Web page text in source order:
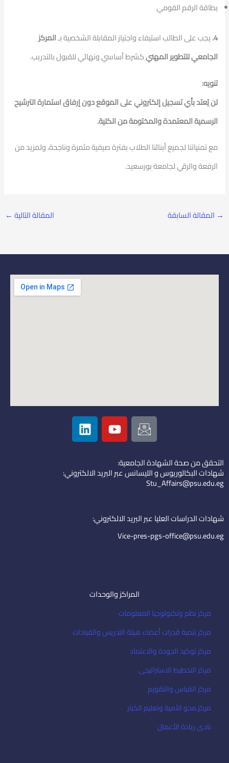
بطاقة الرقم القومي
4. يجب على الطالب استيفاء واجتياز المقابلة الشخصية بـالمركز
الجامعي للتطوير المهنيكشرط أساسي ونهائي للقبول بالتدريب.
تنويه:
لن يُعتد بأي تسجيل إلكتروني على الموقع دون إرفاق استمارة الترشيح
الرسمية المعتمدة والمختومة من الكلية.
مع تمنياتنا لجميع أبنائنا الطلاب بفترة صيفية مثمرة وناجحة، ولمزيد من
الرفعة والرقي لجامعة بورسعيد.
→ المقالة السابقة المقالة التالية ←
I
c
o
n
-
e
i
l
Y
o
u
u
b
L
i
n
e
d
التحقق من صحة الشهادة الجامعية:
شهادات البكالوريوس و الليسانس عبر البريد الالكتروني:
Stu_Affairs@psu.edu.eg
شهادات الدراسات العليا عبر البريد الالكتروني:
Vice-pres-pgs-office@psu.edu.eg
المراكز والوحدات
مركز نظم وتكنولوجيا المعلومات
مركز تنمية قدرات أعضاء هيئة التدريس والقيادات
مركز توكيد الجودة والاعتماد
مركز التخطيط الاستراتيجى
مركز القياس والتقويم
مركز محو الأمية وتعليم الكبار
نادى ريادة الأعمال